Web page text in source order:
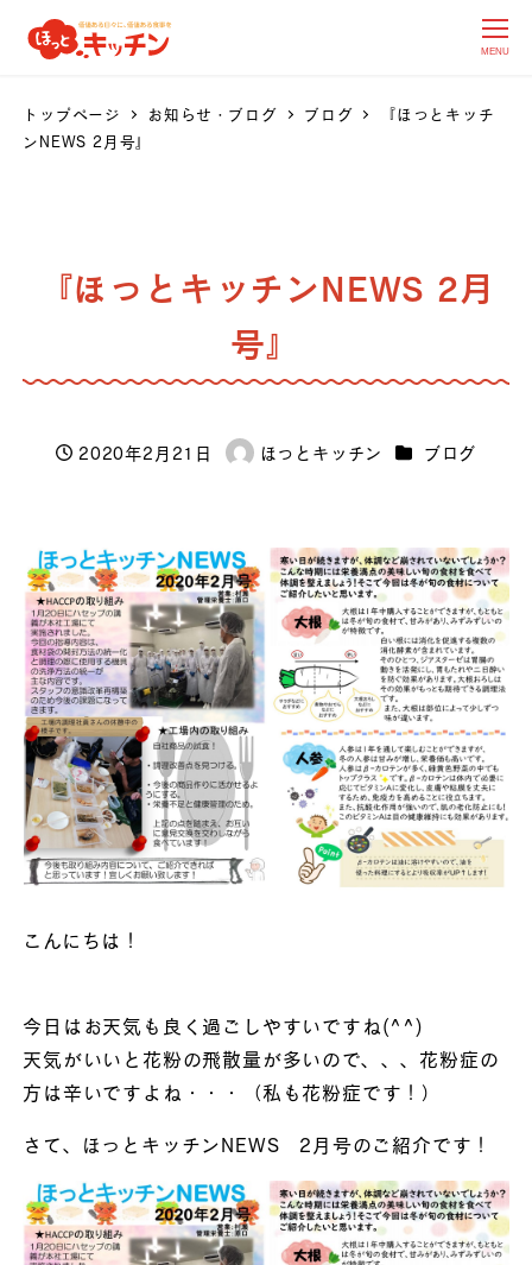
MENU
トップページ お知らせ・ブログ ブログ
『ほっとキッチ
ンNEWS 2月号』
『ほっとキッチンNEWS 2月
号』
投稿日
2020年2月21日
著
ほっとキッチン カテゴリー
ブログ
こんにちは！
今日はお天気も良く過ごしやすいですね(^^)
天気がいいと花粉の飛散量が多いので、、、花粉症の
方は辛いですよね・・・（私も花粉症です！）
さて、ほっとキッチンNEWS 2月号のご紹介です！